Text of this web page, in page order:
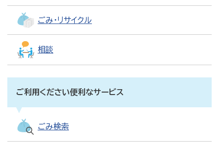
ごみ・リサイクル
相談
ご利用ください便利なサービス
ごみ検索